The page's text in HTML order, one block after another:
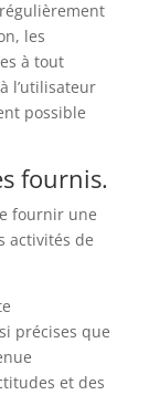
les
à tout
l’utilisateur
possible
fournis.
fournir une
activités de
précises que
et des